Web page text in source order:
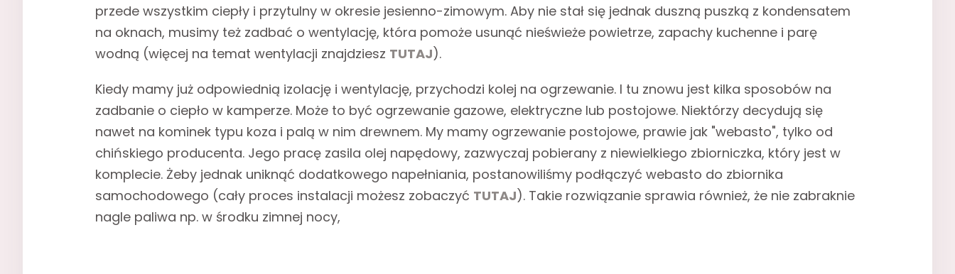
przede wszystkim ciepły i przytulny w okresie jesienno-zimowym. Aby nie stał się jednak duszną puszką z kondensatem
na oknach, musimy też zadbać o wentylację, która pomoże usunąć nieświeże powietrze, zapachy kuchenne i parę
wodną (więcej na temat wentylacji znajdziesz TUTAJ).
Kiedy mamy już odpowiednią izolację i wentylację, przychodzi kolej na ogrzewanie. I tu znowu jest kilka sposobów na
zadbanie o ciepło w kamperze. Może to być ogrzewanie gazowe, elektryczne lub postojowe. Niektórzy decydują się
nawet na kominek typu koza i palą w nim drewnem. My mamy ogrzewanie postojowe, prawie jak "webasto", tylko od
chińskiego producenta. Jego pracę zasila olej napędowy, zazwyczaj pobierany z niewielkiego zbiorniczka, który jest w
komplecie. Żeby jednak uniknąć dodatkowego napełniania, postanowiliśmy podłączyć webasto do zbiornika
samochodowego (cały proces instalacji możesz zobaczyć TUTAJ). Takie rozwiązanie sprawia również, że nie zabraknie
nagle paliwa np. w środku zimnej nocy,